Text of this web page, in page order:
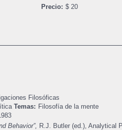
Precio: $ 20
Filosóficas
Temas: Filosofía de la mente
Behavior”, R.J. Butler (ed.), Analytical